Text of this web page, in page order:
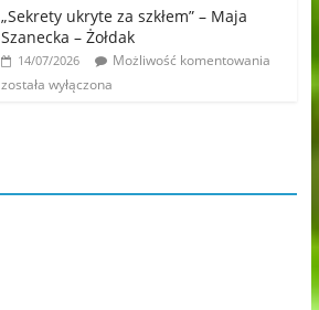
„Sekrety ukryte za szkłem” – Maja
Szanecka – Żołdak
14/07/2026
Możliwość komentowania
została wyłączona